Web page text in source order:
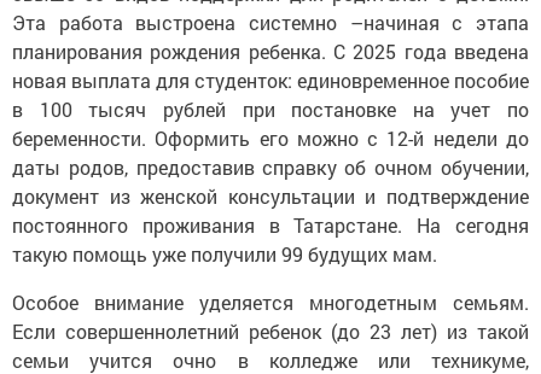
Эта работа выстроена системно –начиная с этапа
планирования рождения ребенка. С 2025 года введена
новая выплата для студенток: единовременное пособие
в 100 тысяч рублей при постановке на учет по
беременности. Оформить его можно с 12-й недели до
даты родов, предоставив справку об очном обучении,
документ из женской консультации и подтверждение
постоянного проживания в Татарстане. На сегодня
такую помощь уже получили 99 будущих мам.
Особое внимание уделяется многодетным семьям.
Если совершеннолетний ребенок (до 23 лет) из такой
семьи учится очно в колледже или техникуме,